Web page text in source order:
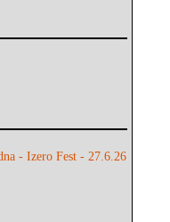
- Izero Fest - 27.6.26